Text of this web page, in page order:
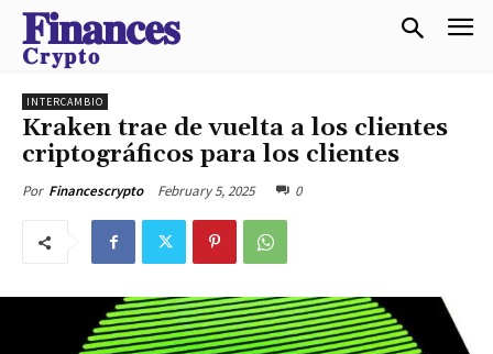
𝐅𝐢𝐧𝐚𝐧𝐜𝐞𝐬
𝐂𝐫𝐲𝐩𝐭𝐨
INTERCAMBIO
Kraken trae de vuelta a los clientes
criptográficos para los clientes
Por Financescrypto February 5, 2025 0